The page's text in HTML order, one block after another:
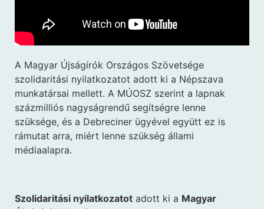
A Magyar Újságírók Országos Szövetsége
szolidaritási nyilatkozatot adott ki a Népszava
munkatársai mellett. A MÚOSZ szerint a lapnak
százmilliós nagyságrendű segítségre lenne
szüksége, és a Debreciner ügyével együtt ez is
rámutat arra, miért lenne szükség állami
médiaalapra.
Szolidaritási nyilatkozatot adott ki a Magyar